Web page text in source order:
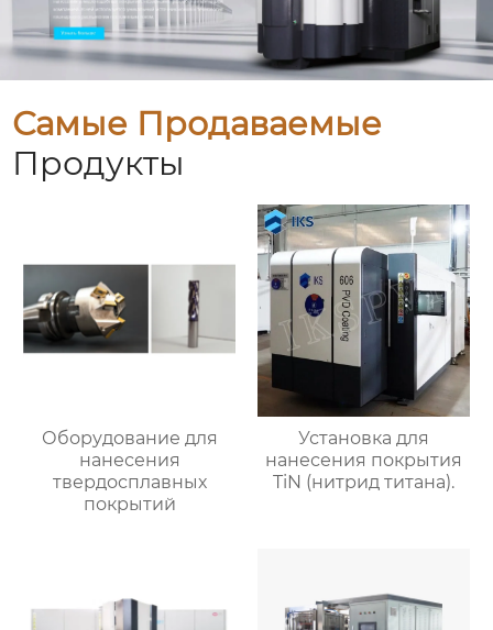
Самые Продаваемые
Продукты
Оборудование для
нанесения
твердосплавных
покрытий
Установка для
нанесения покрытия
TiN (нитрид титана).